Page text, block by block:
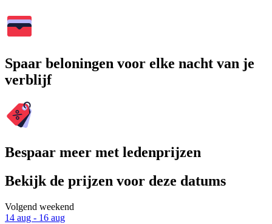
Spaar beloningen voor elke nacht van je
verblijf
Bespaar meer met ledenprijzen
Bekijk de prijzen voor deze datums
Volgend weekend
14 aug - 16 aug